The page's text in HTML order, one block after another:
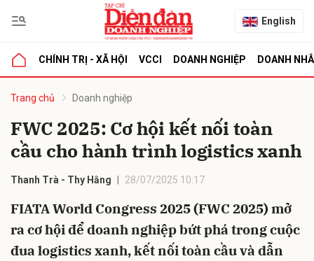
English
CHÍNH TRỊ - XÃ HỘI VCCI DOANH NGHIỆP DOANH
Trang chủ Doanh nghiệp
FWC 2025: Cơ hội kết nối toàn
cầu cho hành trình logistics xanh
Thanh Trà - Thy Hằng 28/07/2025 10:17
FIATA World Congress 2025 (FWC 2025) mở
ra cơ hội để doanh nghiệp bứt phá trong cuộc
đua logistics xanh, kết nối toàn cầu và dẫn
luận
Hủy